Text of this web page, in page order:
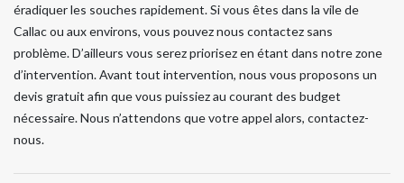
éradiquer les souches rapidement. Si vous êtes dans la vile de
Callac ou aux environs, vous pouvez nous contactez sans
problème. D’ailleurs vous serez priorisez en étant dans notre zone
d’intervention. Avant tout intervention, nous vous proposons un
devis gratuit afin que vous puissiez au courant des budget
nécessaire. Nous n’attendons que votre appel alors, contactez-
nous.